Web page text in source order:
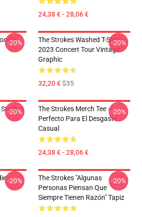
24,38 € - 28,06 €
-20%
The Strokes Washed T-Shirts -
2023 Concert Tour Vintage
Graphic
32,20 €$35
-20%
-20%
The Strokes Merch Tee –
Perfecto Para El Desgaste
Casual
24,38 € - 28,06 €
-20%
–
-20%
The Strokes "Algunas
Personas Piensan Que
Siempre Tienen Razón" Tapiz
-20%